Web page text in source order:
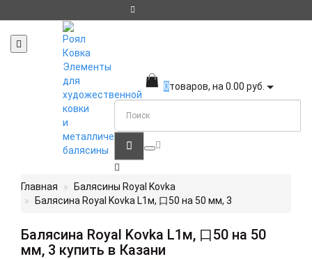
Элементы
для
художественной
ковки
и
металлические
балясины
0товаров, на 0.00 руб.
Главная
Балясины Royal Kovka
Балясина Royal Kovka L1м, 口50 на 50 мм, 3
Балясина Royal Kovka L1м, 口50 на 50
мм, 3 купить в Казани